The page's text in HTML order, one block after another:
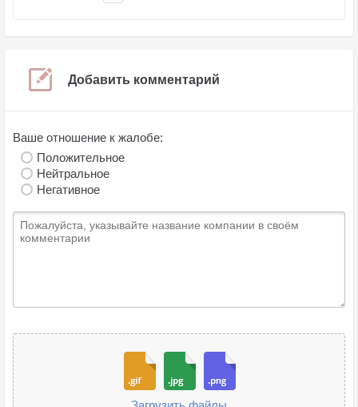
Добавить комментарий
Ваше отношение к жалобе:
Положительное
Нейтральное
Негативное